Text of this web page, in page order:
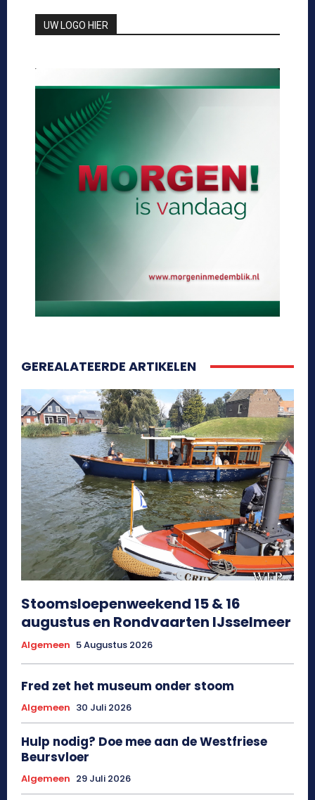
UW LOGO HIER
GEREALATEERDE ARTIKELEN
Stoomsloepenweekend 15 & 16
augustus en Rondvaarten IJsselmeer
Algemeen 5 Augustus 2026
Fred zet het museum onder stoom
Algemeen 30 Juli 2026
Hulp nodig? Doe mee aan de Westfriese
Beursvloer
Algemeen 29 Juli 2026